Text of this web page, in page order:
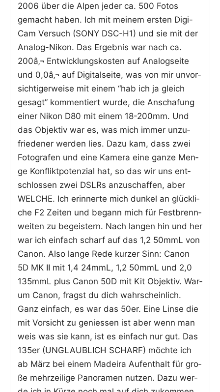
2006 über die Alpen jeder ca. 500 Fotos
gemacht haben. Ich mit mei­nem ers­ten Digi-
Cam Ver­such (SONY DSC-H1) und sie mit der
Ana­log-Nikon. Das Ergeb­nis war nach ca.
200â‚¬ Ent­wick­lungs­kos­ten auf Ana­log­sei­te
und 0,0â‚¬ auf Digi­tal­sei­te, was von mir unvor­
sich­ti­ger­wei­se mit einem “hab ich ja gleich
gesagt” kom­men­tiert wur­de, die Anscha­fung
einer Nikon D80 mit einem 18-200mm. Und
das Objek­tiv war es, was mich immer unzu­
frie­de­ner wer­den lies. Dazu kam, dass zwei
Foto­gra­fen und eine Kame­ra eine gan­ze Men­
ge Kon­flikt­po­ten­zi­al hat, so das wir uns ent­
schlos­sen zwei DSLRs anzu­schaf­fen, aber
WELCHE. Ich erin­ner­te mich dun­kel an glück­li­
che F2 Zei­ten und begann mich für Fest­brenn­
wei­ten zu begeis­tern. Nach lan­gen hin und her
war ich ein­fach scharf auf das 1,2 50mmL von
Canon. Also lan­ge Rede kur­zer Sinn: Canon
5D MK II mit 1,4 24mmL, 1,2 50mmL und 2,0
135mmL plus Canon 50D mit Kit Objek­tiv. War­
um Canon, fragst du dich wahr­schein­lich.
Ganz ein­fach, es war das 50er. Eine Lin­se die
mit Vor­sicht zu genies­sen ist aber wenn man
weis was sie kann, ist es ein­fach nur gut. Das
135er (UNGLAUBLICH SCHARF) möch­te ich
ab März bei einem Madei­ra Auf­ent­halt für gro­
ße mehr­zei­li­ge Pan­ora­men nut­zen. Dazu wer­